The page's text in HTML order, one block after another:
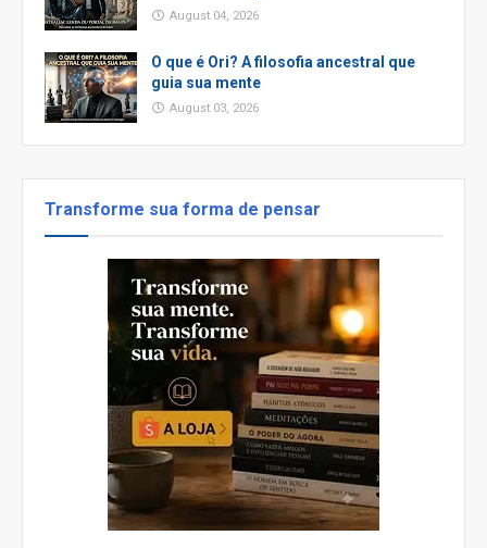
August 04, 2026
O que é Ori? A filosofia ancestral que
guia sua mente
August 03, 2026
Transforme sua forma de pensar